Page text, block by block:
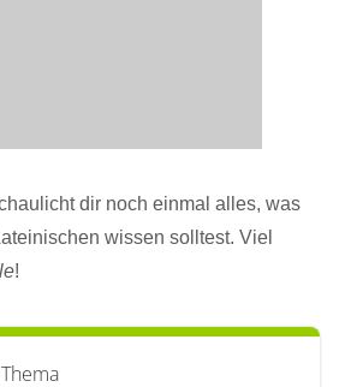
dir noch einmal alles, was
wissen solltest. Viel
!